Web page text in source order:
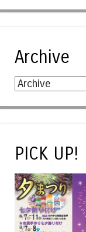
Archive
PICK UP!